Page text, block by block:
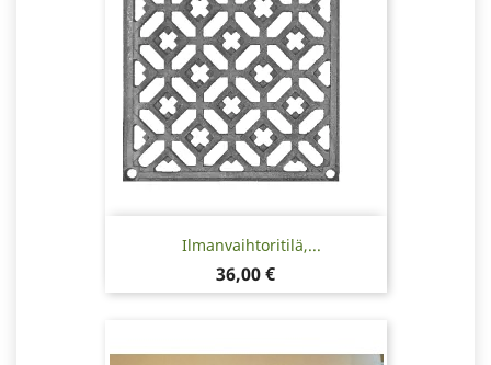
Ilmanvaihtoritilä,...
Hinta
36,00 €